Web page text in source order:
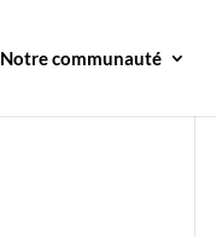
Notre communauté